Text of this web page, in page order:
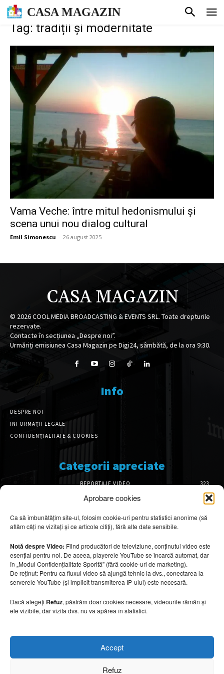
Aprobare cookies
Ca să îmbunătățim site-ul, folosim cookie-uri pentru statistici anonime (să
aflăm câți ne vizitați și ce articole citiți), fără alte date sensibile.
Notă despre Video: Fiind producători de televiziune, conținutul video este
esențial pentru noi. De aceea, playerele YouTube se încarcă automat, dar
în „Modul Confidențialitate Sporită” (fără cookie-uri de marketing).
De reținut: Pentru ca fluxul video să ajungă tehnic la dvs., conectarea la
serverele YouTube (și implicit transmiterea IP-ului) este necesară.
Dacă alegeți Refuz, păstrăm doar cookies necesare, videourile rămân și
ele vizibile, dar vizita dvs. nu va apărea în statistici.
Accept
Refuz
CASA MAGAZIN
Tag: tradiții și modernitate
Vama Veche: între mitul hedonismului și
scena unui nou dialog cultural
Emil Simonescu - 26 august 2025
CASA MAGAZIN
© 2026COOL MEDIA BROADCASTING & EVENTS SRL. Toate drepturile
rezervate.
Contacte în secțiunea „Despre noi”.
Urmăriți emisiunea Casa Magazin pe Digi24, sâmbătă, de la ora 9:30.
Info
DESPRE NOI
INFORMAȚII LEGALE
CONFIDENȚIALITATE & COOKIES
Categorii apreciate
REPORTAJE VIDEO
323
AMENAJĂRI INTERIOARE
127
DESIGN INTERIOR
64
ARHITECTURĂ & DESIGN
OPINII & ANALIZE
43
Articole recomandate
Băi spectaculoase inspirate din centrele spa
Mobilier rezistent la soare și temperaturi
10 august 2026